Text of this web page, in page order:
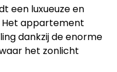
een luxueuze en
appartement
dankzij de enorme
het zonlicht